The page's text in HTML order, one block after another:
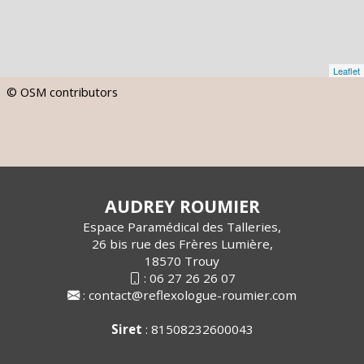
Leaflet
© OSM contributors
AUDREY ROUMIER
Espace Paramédical des Talleries,
26 bis rue des Frères Lumière,
18570 Trouy
: 06 27 26 26 07
: contact@reflexologue-roumier.com
Siret : 81508232600043